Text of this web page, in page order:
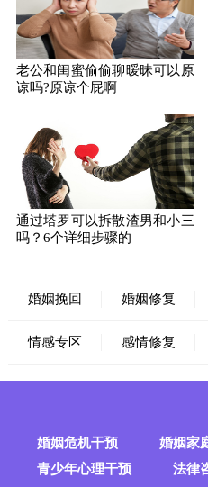
老公和闺蜜偷偷聊暧昧可以原
谅吗?原谅个屁啊
通过塔罗可以拆散渣男和小三
吗？6个详细步骤的
婚姻挽回 婚姻修复
情感专区 感情修复
婚姻危机干预 婚姻家
青少年心理干预
法律